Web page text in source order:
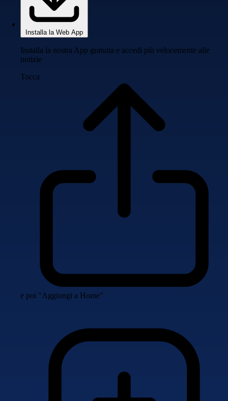
Installa la Web App
Installa la nostra App gratuita e accedi più velocemente alle
notizie
Tocca
e poi "Aggiungi a Home"